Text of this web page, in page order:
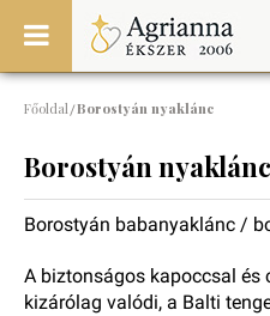
Főoldal/Borostyán nyaklánc
Borostyán nyaklánc
Borostyán babanyaklánc /
A biztonságos kapoccsal és
kizárólag valódi, a Balti